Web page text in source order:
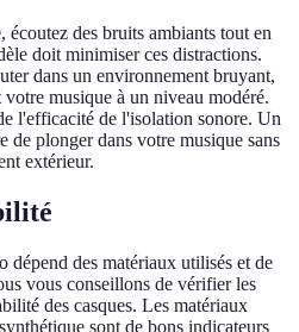
des bruits ambiants tout en
doit minimiser ces distractions.
dans un environnement bruyant,
musique à un niveau modéré.
l'efficacité de l'isolation sonore. Un
de plonger dans votre musique sans
extérieur.
dépend des matériaux utilisés et de
vous conseillons de vérifier les
des casques. Les matériaux
sont de bons indicateurs